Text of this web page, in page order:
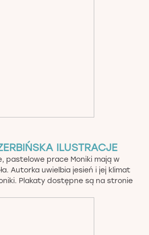
ILUSTRACJE
pastelowe prace Moniki mają w
Autorka uwielbia jesień i jej klimat
Plakaty dostępne są na stronie